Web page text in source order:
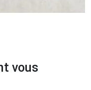
vous